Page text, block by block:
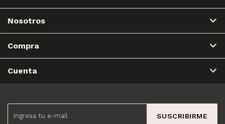
SUSCRIBIRME
Nosotros
Compra
Cuenta